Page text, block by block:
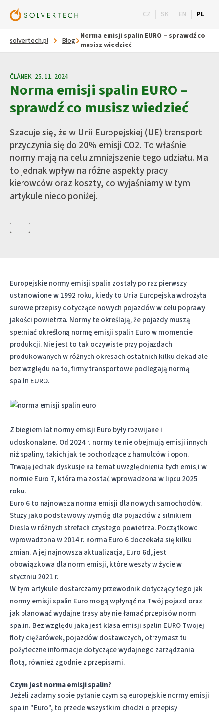
CZ SK EN PL
solvertech.pl Blog Norma emisji spalin EURO – sprawdź co
musisz wiedzieć
ČLÁNEK 25. 11. 2024
Norma emisji spalin EURO –
sprawdź co musisz wiedzieć
Szacuje się, że w Unii Europejskiej (UE) transport
przyczynia się do 20% emisji CO2. To właśnie
normy mają na celu zmniejszenie tego udziału. Ma
to jednak wpływ na różne aspekty pracy
kierowców oraz koszty, co wyjaśniamy w tym
artykule nieco poniżej.
Europejskie normy emisji spalin zostały po raz pierwszy
ustanowione w 1992 roku, kiedy to Unia Europejska wdrożyła
surowe przepisy dotyczące nowych pojazdów w celu poprawy
jakości powietrza. Normy te określają, że pojazdy muszą
spełniać określoną normę emisji spalin Euro w momencie
produkcji. Nie jest to tak oczywiste przy pojazdach
produkowanych w różnych okresach ostatnich kilku dekad ale
bez względu na to, firmy transportowe podlegają normą
spalin EURO.
Z biegiem lat normy emisji Euro były rozwijane i
udoskonalane. Od 2024 r. normy te nie obejmują emisji innych
niż spaliny, takich jak te pochodzące z hamulców i opon.
Trwają jednak dyskusje na temat uwzględnienia tych emisji w
normie Euro 7, która ma zostać wprowadzona w lipcu 2025
roku.
Euro 6 to najnowsza norma emisji dla nowych samochodów.
Służy jako podstawowy wymóg dla pojazdów z silnikiem
Diesla w różnych strefach czystego powietrza. Początkowo
wprowadzona w 2014 r. norma Euro 6 doczekała się kilku
zmian. A jej najnowsza aktualizacja, Euro 6d, jest
obowiązkowa dla norm emisji, które weszły w życie w
styczniu 2021 r.
W tym artykule dostarczamy przewodnik dotyczący tego jak
normy emisji spalin Euro mogą wpłynąć na Twój pojazd oraz
jak planować wydajne trasy aby nie łamać przepisów norm
spalin. Bez względu jaka jest klasa emisji spalin EURO Twojej
floty ciężarówek, pojazdów dostawczych, otrzymasz tu
pożyteczne informacje dotyczące wydajnego zarządzania
flotą, również zgodnie z przepisami.
Czym jest norma emisji spalin?
Jeżeli zadamy sobie pytanie czym są europejskie normy emisji
spalin "Euro", to przede wszystkim chodzi o przepisy